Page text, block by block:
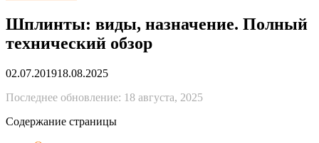
Шплинты: виды, назначение. Полный
технический обзор
02.07.201918.08.2025
Последнее обновление: 18 августа, 2025
Содержание страницы